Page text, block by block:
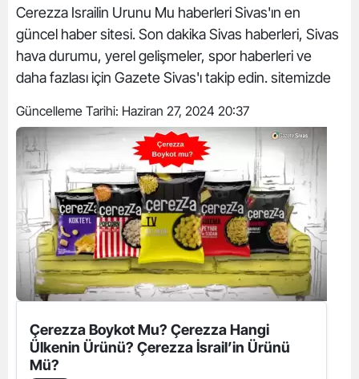
Cerezza Israilin Urunu Mu haberleri Sivas'ın en
güncel haber sitesi. Son dakika Sivas haberleri, Sivas
hava durumu, yerel gelişmeler, spor haberleri ve
daha fazlası için Gazete Sivas'ı takip edin. sitemizde
Güncelleme Tarihi: Haziran 27, 2024 20:37
Çerezza Boykot Mu? Çerezza Hangi
Ülkenin Ürünü? Çerezza İsrail’in Ürünü
Mü?